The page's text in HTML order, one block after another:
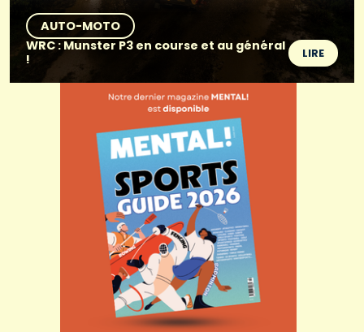
AUTO-MOTO
WRC : Munster P3 en course et au général
!
LIRE